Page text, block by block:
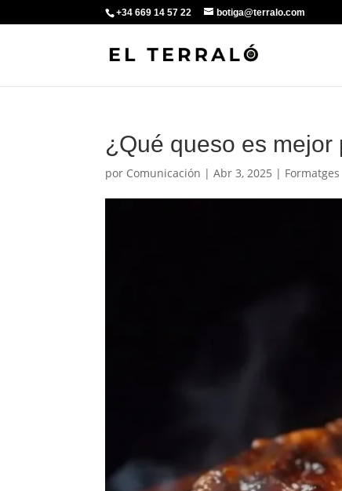
+34 669 14 57 22 botiga@terralo.com
¿Qué queso es
por Comunicación |Abr 3, 2025 | Formatges